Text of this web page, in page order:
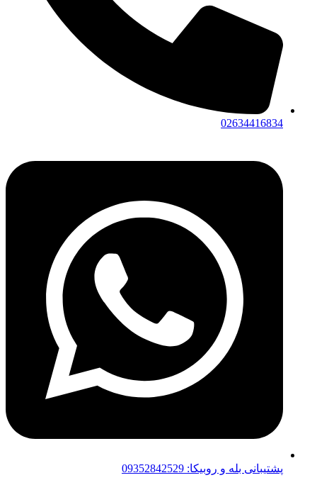
02634416834
پشتیبانی بله و روبیکا: 09352842529